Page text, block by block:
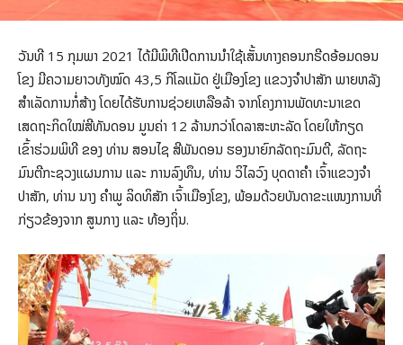
ວັນທີ 15 ກຸມພາ 2021 ໄດ້ມີພິທີເປີດການນຳໃຊ້ເສັ້ນທາງຄອນກຣີດອ້ອມດອນ
ໂຂງ ມີຄວາມຍາວທັງໝົດ 43,5 ກິໂລແມັດ ຢູ່ເມືອງໂຂງ ແຂວງຈຳປາສັກ ພາຍຫລັງ
ສໍາເລັດການກໍ່ສ້າງ ໂດຍໄດ້ຮັບການຊ່ວຍເຫລືອລ້າ ຈາກໂຄງການພັດທະນາເຂດ
ເສດຖະກິດໃໝ່ສີທັນດອນ ມູນຄ່າ 12 ລ້ານກວ່າໂດລາສະຫະລັດ ໂດຍໃຫ້ກຽດ
ເຂົ້າຮ່ວມພິທີ ຂອງ ທ່ານ ສອນໄຊ ສີພັນດອນ ຮອງນາຍົກລັດຖະມົນຕີ, ລັດຖະ
ມົນຕີກະຊວງແຜນການ ແລະ ການລົງທຶນ, ທ່ານ ວິໄລວົງ ບຸດດາຄຳ ເຈົ້າແຂວງຈຳ
ປາສັກ, ທ່ານ ນາງ ຄໍາພູ ລິດທິສັກ ເຈົ້າເມືອງໂຂງ, ພ້ອມດ້ວຍບັນດາຂະແໜງການທີ່
ກ່ຽວຂ້ອງຈາກ ສູນກາງ ແລະ ທ້ອງຖິ່ນ.